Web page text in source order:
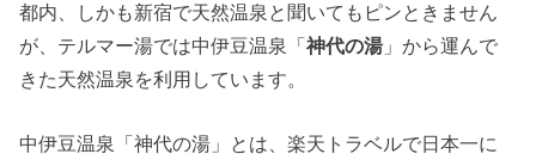
都内、しかも新宿で天然温泉と聞いてもピンときません
が、テルマー湯では中伊豆温泉「神代の湯」から運んで
きた天然温泉を利用しています。
中伊豆温泉「神代の湯」とは、楽天トラベルで日本一に